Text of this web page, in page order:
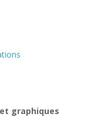
graphiques